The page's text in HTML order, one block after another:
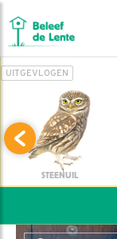
UITGEVLOGEN
STEENUIL